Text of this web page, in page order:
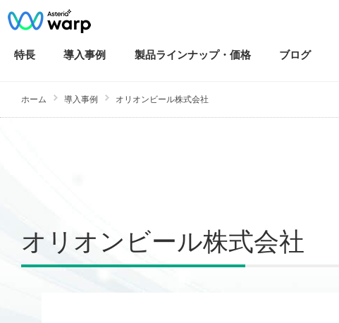
特長 導入事例 製品ラインナップ・ 価格 ブログ
ホーム 導入事例 オリオンビール株式会社
オリオンビール株式会社